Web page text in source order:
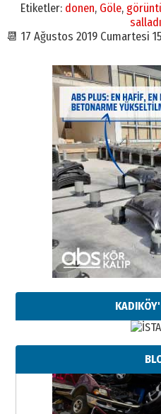
Etiketler: donen, Göle,
salladı
📆 17 Ağustos 2019